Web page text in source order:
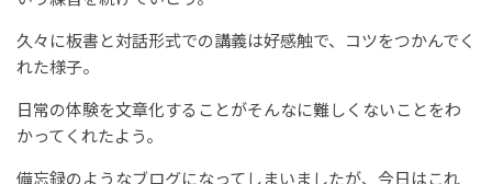
久々に板書と対話形式での講義は好感触で、コツをつかんでく
れた様子。
日常の体験を文章化することがそんなに難しくないことをわ
かってくれたよう。
備忘録のようなブログになってしまいましたが、今日はこれ